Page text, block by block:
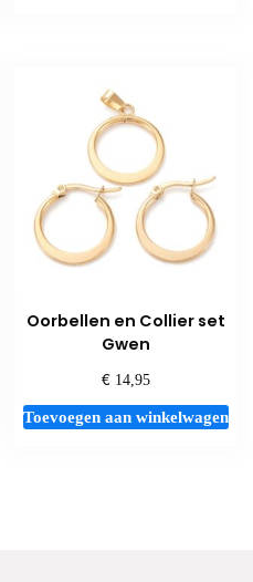
Oorbellen en Collier set
Gwen
€14,95
Toevoegen aan winkelwagen